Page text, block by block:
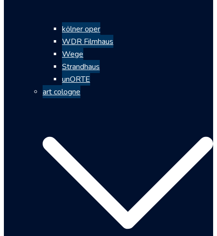
kölner oper
WDR Filmhaus
Wege
Strandhaus
unORTE
art cologne